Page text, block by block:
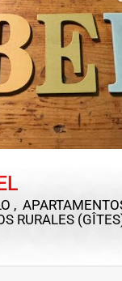
,
RURALES